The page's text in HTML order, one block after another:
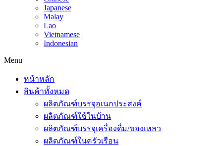
Japanese
Malay
Lao
Vietnamese
Indonesian
Menu
หน้าหลัก
สินค้าทั้งหมด
ผลิตภัณฑ์บรรจุอเนกประสงค์
ผลิตภัณฑ์ใช้ในบ้าน
ผลิตภัณฑ์บรรจุเครื่องดื่ม/ของเหลว
ผลิตภัณฑ์ในครัวเรือน